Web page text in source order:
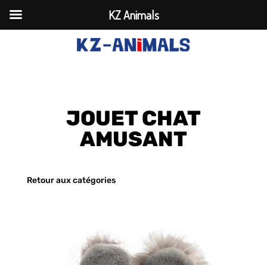
JOUET CHAT
AMUSANT
Retour aux catégories
KZ Animals